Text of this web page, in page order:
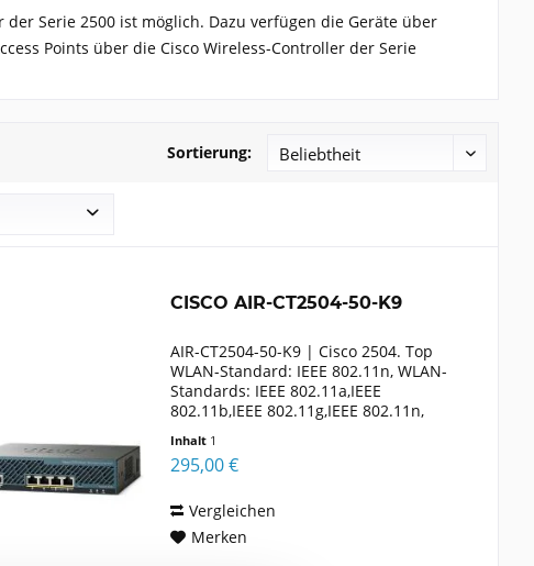
Serie 2500 ist möglich. Dazu verfügen die Geräte über
Points über die Cisco Wireless-Controller der Serie
Sortierung:
CISCO AIR-CT2504-50-K9
AIR-CT2504-50-K9 | Cisco 2504. Top
WLAN-Standard: IEEE 802.11n, WLAN-
Standards: IEEE 802.11a,IEEE
802.11b,IEEE 802.11g,IEEE 802.11n,
Schnittstellentyp Ethernet-LAN: Gigabit
Ethernet, Ethernet LAN...
Inhalt 1
295,00 €
Vergleichen
Merken